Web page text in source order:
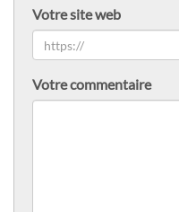
Votre site web
Votre commentaire